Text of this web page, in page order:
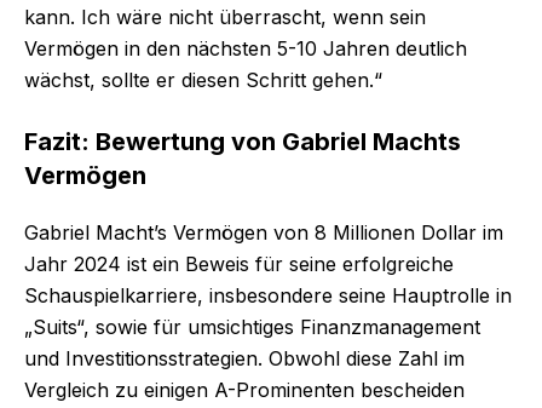
kann. Ich wäre nicht überrascht, wenn sein
Vermögen in den nächsten 5-10 Jahren deutlich
wächst, sollte er diesen Schritt gehen.“
Fazit: Bewertung von Gabriel Machts
Vermögen
Gabriel Macht’s Vermögen von 8 Millionen Dollar im
Jahr 2024 ist ein Beweis für seine erfolgreiche
Schauspielkarriere, insbesondere seine Hauptrolle in
„Suits“, sowie für umsichtiges Finanzmanagement
und Investitionsstrategien. Obwohl diese Zahl im
Vergleich zu einigen A-Prominenten bescheiden